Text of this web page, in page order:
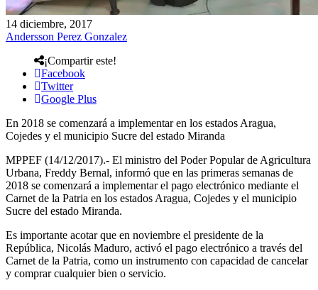
14 diciembre, 2017
Andersson Perez Gonzalez
¡Compartir este!
Facebook
Twitter
Google Plus
En 2018 se comenzará a implementar en los estados Aragua,
Cojedes y el municipio Sucre del estado Miranda
MPPEF (14/12/2017).- El ministro del Poder Popular de Agricultura
Urbana, Freddy Bernal, informó que en las primeras semanas de
2018 se comenzará a implementar el pago electrónico mediante el
Carnet de la Patria en los estados Aragua, Cojedes y el municipio
Sucre del estado Miranda.
Es importante acotar que en noviembre el presidente de la
República, Nicolás Maduro, activó el pago electrónico a través del
Carnet de la Patria, como un instrumento con capacidad de cancelar
y comprar cualquier bien o servicio.